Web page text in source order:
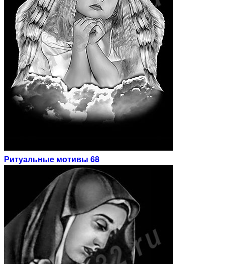
Ритуальные мотивы 68